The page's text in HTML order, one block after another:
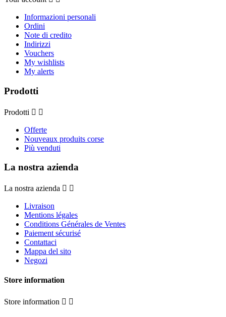
Informazioni personali
Ordini
Note di credito
Indirizzi
Vouchers
My wishlists
My alerts
Prodotti
Prodotti  
Offerte
Nouveaux produits corse
Più venduti
La nostra azienda
La nostra azienda  
Livraison
Mentions légales
Conditions Générales de Ventes
Paiement sécurisé
Contattaci
Mappa del sito
Negozi
Store information
Store information  